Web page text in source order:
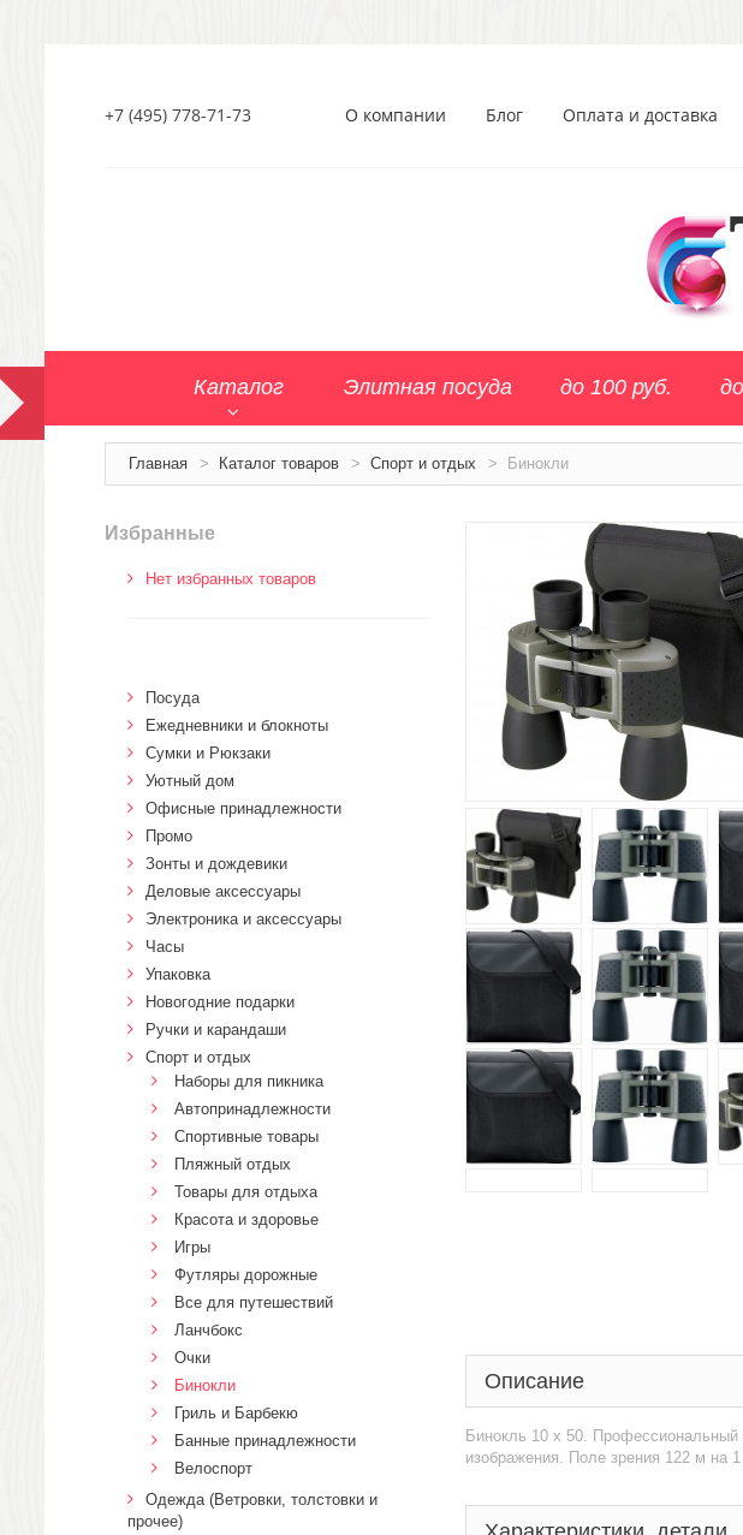
+7 (495) 778-71-73 О компании Блог Оплата и доставка
Каталог Элитная посуда до 100 руб.
Главная > Каталог товаров > Спорт и отдых > Бинокли
Описание
Бинокль 10 x 50. Профессиональный
изображения. Поле зрения 122 м на
Избранные
Нет избранных товаров
Посуда
Ежедневники и блокноты
Сумки и Рюкзаки
Уютный дом
Офисные принадлежности
Промо
Зонты и дождевики
Деловые аксессуары
Электроника и аксессуары
Часы
Упаковка
Новогодние подарки
Ручки и карандаши
Спорт и отдых
Наборы для пикника
Автопринадлежности
Спортивные товары
Пляжный отдых
Товары для отдыха
Красота и здоровье
Игры
Футляры дорожные
Все для путешествий
Ланчбокс
Очки
Бинокли
Гриль и Барбекю
Банные принадлежности
Велоспорт
Одежда (Ветровки, толстовки и
прочее)